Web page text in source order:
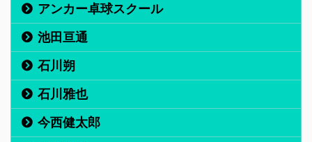
アンカー卓球スクール
池田亘通
石川朔
石川雅也
今西健太郎